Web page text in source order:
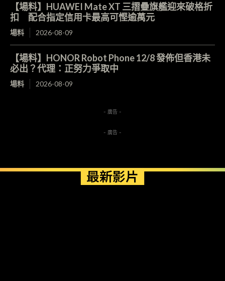
【場料】HUAWEI Mate XT 三摺疊旗艦迎來破格折
扣 配合指定信用卡最高可慳逾萬元
場料 2026-08-09
【場料】HONOR Robot Phone 12/8 發佈但香港未
必出？代理：正努力爭取中
場料 2026-08-09
- 廣告 -
- 廣告 -
最新影片